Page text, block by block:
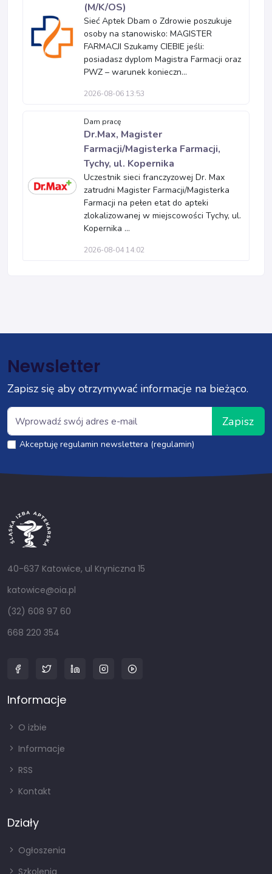
(M/K/OS)
Sieć Aptek Dbam o Zdrowie poszukuje
osoby na stanowisko: MAGISTER
FARMACJI Szukamy CIEBIE jeśli:
posiadasz dyplom Magistra Farmacji oraz
PWZ – warunek konieczn...
2026-08-06 13:53
Dam pracę
Dr.Max, Magister
Farmacji/Magisterka Farmacji,
Tychy, ul. Kopernika
Uczestnik sieci franczyzowej Dr. Max
zatrudni Magister Farmacji/Magisterka
Farmacji na pełen etat do apteki
zlokalizowanej w miejscowości Tychy, ul.
Kopernika ...
2026-08-04 14:02
Newsletter
Zapisz się aby otrzymywać informacje na bieżąco.
Zapisz
Akceptuję regulamin newslettera (regulamin)
40-637 Katowice, ul Kryniczna 15
katowice@oia.pl
(32) 608 97 60
668 220 354
Informacje
O izbie
Informacje
RSS
Kontakt
Działy
Ogłoszenia